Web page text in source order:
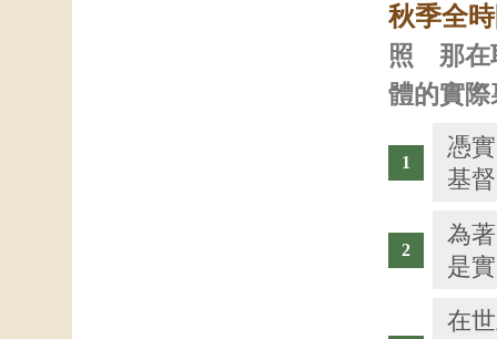
秋季全
照 那在
體的實際
憑
基
為
是
在